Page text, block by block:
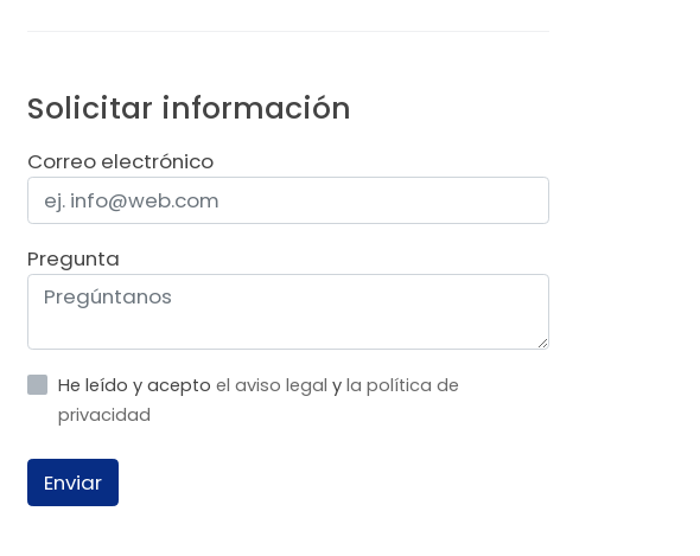
Solicitar información
Correo electrónico
Pregunta
He leído y acepto el aviso legal y la política de
privacidad
Enviar